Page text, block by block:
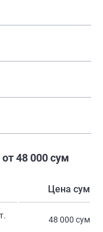
48 000 сум
Цена сум
48 000 сум